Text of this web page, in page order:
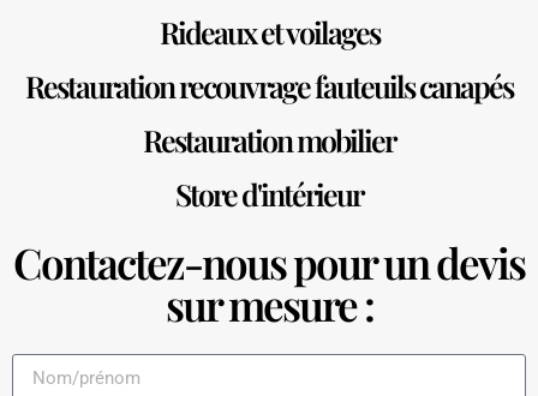
Rideaux et voilages
Restauration recouvrage fauteuils canapés
Restauration mobilier
Store d'intérieur
Contactez-nous pour un devis
sur mesure :